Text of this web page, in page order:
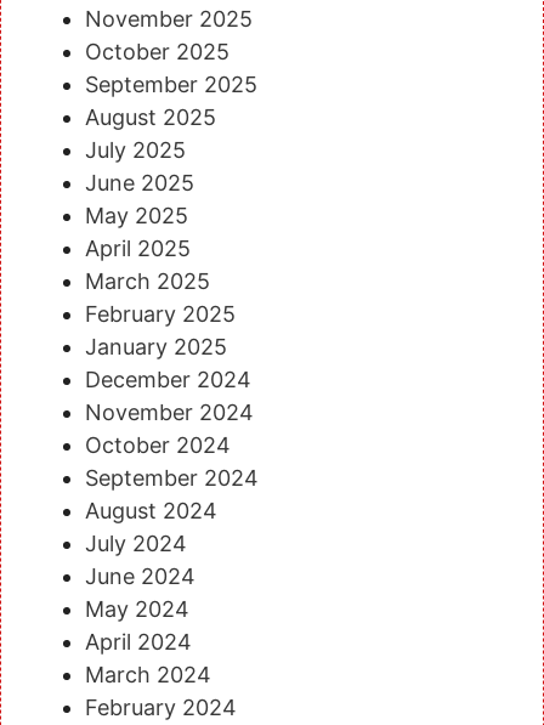
November 2025
October 2025
September 2025
August 2025
July 2025
June 2025
May 2025
April 2025
March 2025
February 2025
January 2025
December 2024
November 2024
October 2024
September 2024
August 2024
July 2024
June 2024
May 2024
April 2024
March 2024
February 2024